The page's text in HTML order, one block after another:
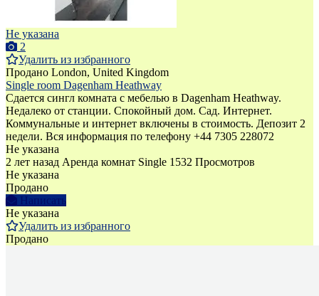
Не указана
2
Удалить из избранного
Продано London, United Kingdom
Single room Dagenham Heathway
Сдается сингл комната с мебелью в Dagenham Heathway.
Недалеко от станции. Спокойный дом. Сад. Интернет.
Коммунальные и интернет включены в стоимость. Депозит 2
недели. Bся информация по телефону +44 7305 228072
Не указана
2 лет назад Аренда комнат Single 1532 Просмотров
Не указана
Продано
Написать
Не указана
Удалить из избранного
Продано